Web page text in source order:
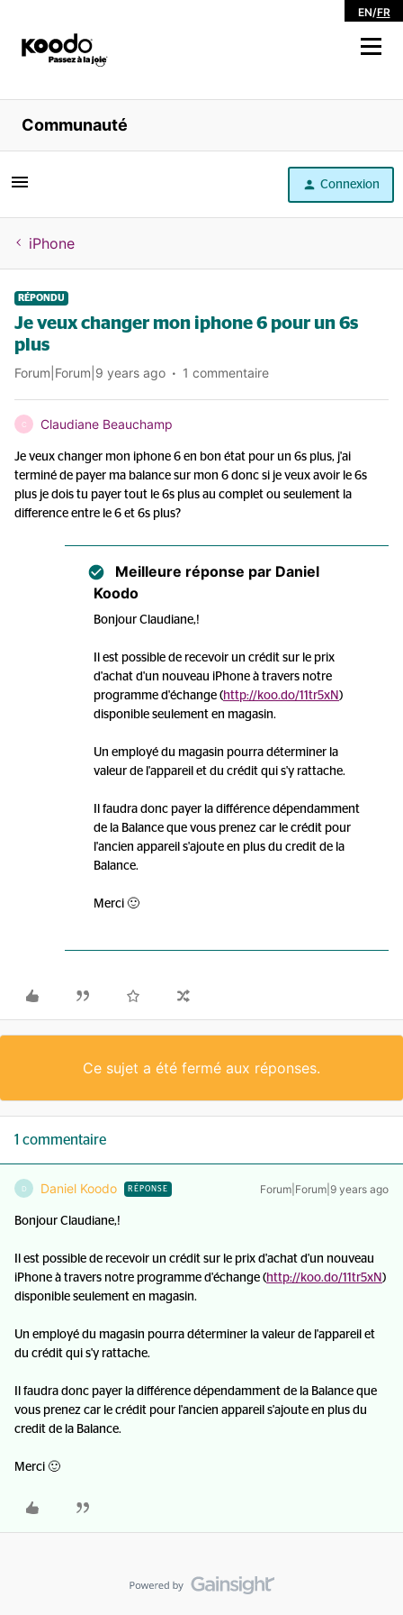
EN/FR
Magasiner
Libre service
Aide
Communauté
Connexion
iPhone
RÉPONDU
Je veux changer mon iphone 6 pour un 6s
plus
Forum|Forum|9 years ago 1 commentaire
C Claudiane Beauchamp
Je veux changer mon iphone 6 en bon état pour un 6s plus, j'ai
terminé de payer ma balance sur mon 6 donc si je veux avoir le 6s
plus je dois tu payer tout le 6s plus au complet ou seulement la
difference entre le 6 et 6s plus?
Meilleure réponse par Daniel
Koodo
Bonjour Claudiane,!
Il est possible de recevoir un crédit sur le prix
d'achat d'un nouveau iPhone à travers notre
programme d'échange (http://koo.do/11tr5xN)
disponible seulement en magasin.
Un employé du magasin pourra déterminer la
valeur de l'appareil et du crédit qui s'y rattache.
Il faudra donc payer la différence dépendamment
de la Balance que vous prenez car le crédit pour
l'ancien appareil s'ajoute en plus du credit de la
Balance.
Merci 🙂
Ce sujet a été fermé aux réponses.
1 commentaire
D Daniel Koodo RÉPONSE Forum|Forum|9 years ago
Bonjour Claudiane,!
Il est possible de recevoir un crédit sur le prix d'achat d'un nouveau
iPhone à travers notre programme d'échange (http://koo.do/11tr5xN)
disponible seulement en magasin.
Un employé du magasin pourra déterminer la valeur de l'appareil et
du crédit qui s'y rattache.
Il faudra donc payer la différence dépendamment de la Balance que
vous prenez car le crédit pour l'ancien appareil s'ajoute en plus du
credit de la Balance.
Merci 🙂